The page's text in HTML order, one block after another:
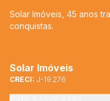
Solar Imóveis, 45 anos
conquistas.
Solar Imóveis
CRECI: J-19.276